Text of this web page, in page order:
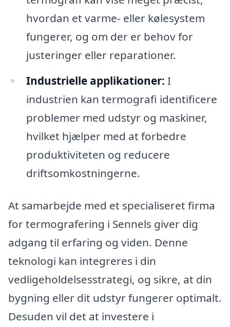
hvordan et varme- eller kølesystem
fungerer, og om der er behov for
justeringer eller reparationer.
Industrielle applikationer: I
industrien kan termografi identificere
problemer med udstyr og maskiner,
hvilket hjælper med at forbedre
produktiviteten og reducere
driftsomkostningerne.
At samarbejde med et specialiseret firma
for termografering i Sennels giver dig
adgang til erfaring og viden. Denne
teknologi kan integreres i din
vedligeholdelsesstrategi, og sikre, at din
bygning eller dit udstyr fungerer optimalt.
Desuden vil det at investere i